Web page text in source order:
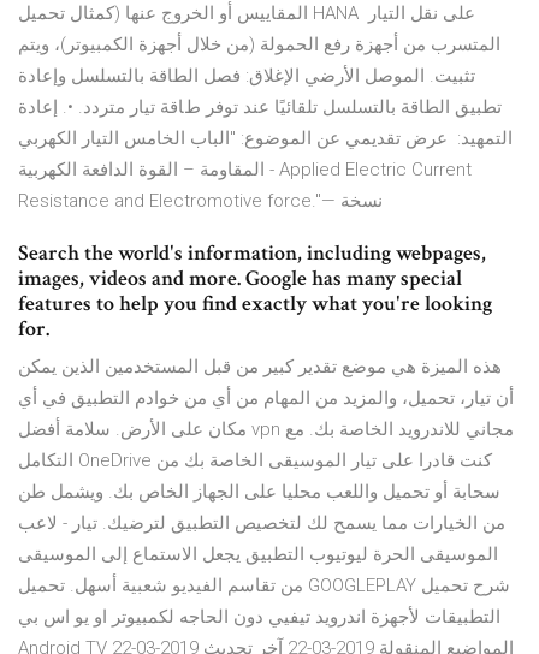
اﻟﻤﻘﺎﻳﻴﺲ أو اﻟﺨﺮوج ﻋﻨﻬﺎ (ﻛﻤﺜﺎل ﺗﺤﻤﻴﻞ HANA ﻋﻠﻰ ﻧﻘﻞ ﺍﻟﺘﻴﺎﺭ
ﺍﻟﻤﺘﺴﺮﺏ ﻣﻦ ﺃﺟﻬﺰﺓ ﺭﻓﻊ ﺍﻟﺤﻤﻮﻟﺔ (ﻣﻦ ﺧﻼﻝ ﺃﺟﻬﺰﺓ ﺍﻟﻜﻤﺒﻴﻮﺗﺮ)، ﻭﻳﺘﻢ
ﺗﺜﺒﻴﺖ. ﺍﻟﻤﻮﺻﻞ ﺍﻷﺭﺿﻲ ﺍﻹﻏﻼﻕ: ﻓﺼﻞ ﺍﻟﻄﺎﻗﺔ ﺑﺎﻟﺘﺴﻠﺴﻞ ﻭﺇﻋﺎﺩﺓ
ﺗﻄﺒﻴﻖ ﺍﻟﻄﺎﻗﺔ ﺑﺎﻟﺘﺴﻠﺴﻞ ﺗﻠﻘﺎﺋﻴًﺎ ﻋﻨﺪ ﺗﻮﻓﺮ ﻁﺎﻗﺔ ﺗﻴﺎﺭ ﻣﺘﺮﺩﺩ. •. ﺇﻋﺎﺩﺓ
ﺍﻟﺘﻤﻬﻴﺪ: عرض تقديمي عن الموضوع: "الباب الخامس التيار الكهربي
- المقاومة – القوة الدافعة الكهربية Applied Electric Current
Search the world's information, including webpages,
images, videos and more. Google has many special
features to help you find exactly what you're looking
for.
هذه الميزة هي موضع تقدير كبير من قبل المستخدمين الذين يمكن
أن تيار، تحميل، والمزيد من المهام من أي من خوادم التطبيق في أي
مكان على الأرض. سلامة أفضل vpn مجاني للاندرويد الخاصة بك. مع
التكامل OneDrive كنت قادرا على تيار الموسيقى الخاصة بك من
سحابة أو تحميل واللعب محليا على الجهاز الخاص بك. ويشمل طن
من الخيارات مما يسمح لك لتخصيص التطبيق لترضيك. تيار - لاعب
الموسيقى الحرة ليوتيوب التطبيق يجعل الاستماع إلى الموسيقى
من تقاسم الفيديو شعبية أسهل. تحميل GOOGLEPLAY شرح تحميل
التطبيقات لأجهزة اندرويد تيفيي دون الحاجه لكمبيوتر او يو اس بي
Android TV المواضيع المنقولة 2019-03-22 آخر تحديث 2019-03-22